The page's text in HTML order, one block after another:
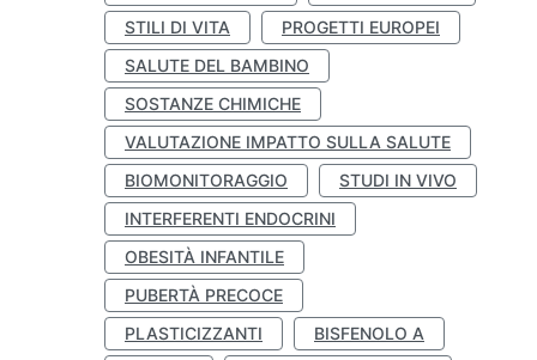
STILI DI VITA
PROGETTI EUROPEI
SALUTE DEL BAMBINO
SOSTANZE CHIMICHE
VALUTAZIONE IMPATTO SULLA SALUTE
BIOMONITORAGGIO
STUDI IN VIVO
INTERFERENTI ENDOCRINI
OBESITÀ INFANTILE
PUBERTÀ PRECOCE
PLASTICIZZANTI
BISFENOLO A